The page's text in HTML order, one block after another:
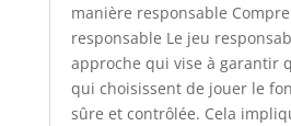
manière responsable
responsable Le jeu
approche qui vise à garantir
qui choisissent de jouer le
sûre et contrôlée. Cela